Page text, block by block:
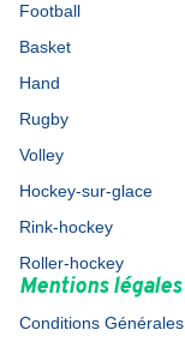
Football
Basket
Hand
Rugby
Volley
Hockey-sur-glace
Rink-hockey
Roller-hockey
Mentions légales
Conditions Générales